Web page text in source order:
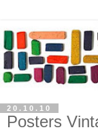
20.10.10
Posters